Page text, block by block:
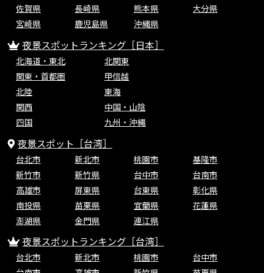
佐賀県
長崎県 熊本県
大分県
宮崎県
鹿児島県 沖縄県
夜景スポットランキング［日本］
北海道・東北
北関東
関東・首都圏
甲信越
北陸
東海
関西
中国・山陰
四国
九州・沖縄
夜景スポット［台湾］
台北市 新北市 桃園市
基隆市
新竹市
新竹県 台中市
台南市
高雄市
屏東県 台東県
彰化県
南投県
苗栗県 宜蘭県
花蓮県
澎湖県
金門県 連江県
夜景スポットランキング［台湾］
台北市 新北市 桃園市
台中市